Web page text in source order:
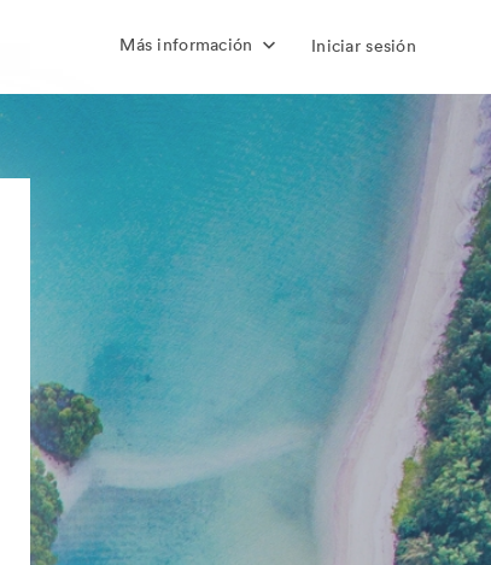
Más información Iniciar sesión